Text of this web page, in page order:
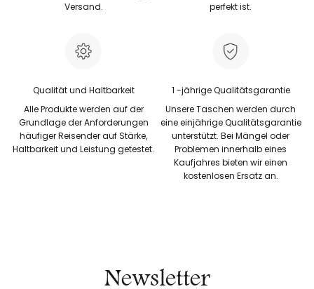
Versand.
perfekt ist.
Qualität und Haltbarkeit
Alle Produkte werden auf der
Grundlage der Anforderungen
häufiger Reisender auf Stärke,
Haltbarkeit und Leistung getestet.
1 -jährige Qualitätsgarantie
Unsere Taschen werden durch
eine einjährige Qualitätsgarantie
unterstützt. Bei Mängel oder
Problemen innerhalb eines
Kaufjahres bieten wir einen
kostenlosen Ersatz an.
Newsletter